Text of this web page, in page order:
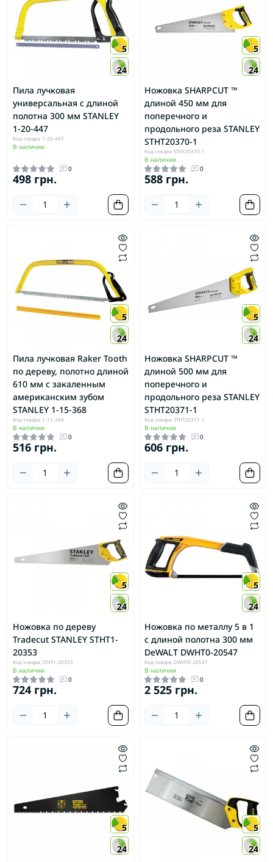
5
24
Пила лучковая
универсальная с длиной
полотна 300 мм STANLEY
1-20-447
Код товара: 1-20-447
В наличии
0
498 грн.
5
24
Ножовка SHARPCUT ™
длиной 450 мм для
поперечного и
продольного реза STANLEY
STHT20370-1
Код товара: STHT20370-1
В наличии
0
588 грн.
5
24
Пила лучковая Raker Tooth
по дереву, полотно длиной
610 мм с закаленным
американским зубом
STANLEY 1-15-368
Код товара: 1-15-368
В наличии
0
516 грн.
5
24
Ножовка SHARPCUT ™
длиной 500 мм для
поперечного и
продольного реза STANLEY
STHT20371-1
Код товара: STHT20371-1
В наличии
0
606 грн.
5
24
Ножовка по дереву
Tradecut STANLEY STHT1-
20353
Код товара: STHT1-20353
В наличии
0
724 грн.
5
24
Ножовка по металлу 5 в 1
с длиной полотна 300 мм
DeWALT DWHT0-20547
Код товара: DWHT0-20547
В наличии
0
2 525 грн.
5
24
5
24